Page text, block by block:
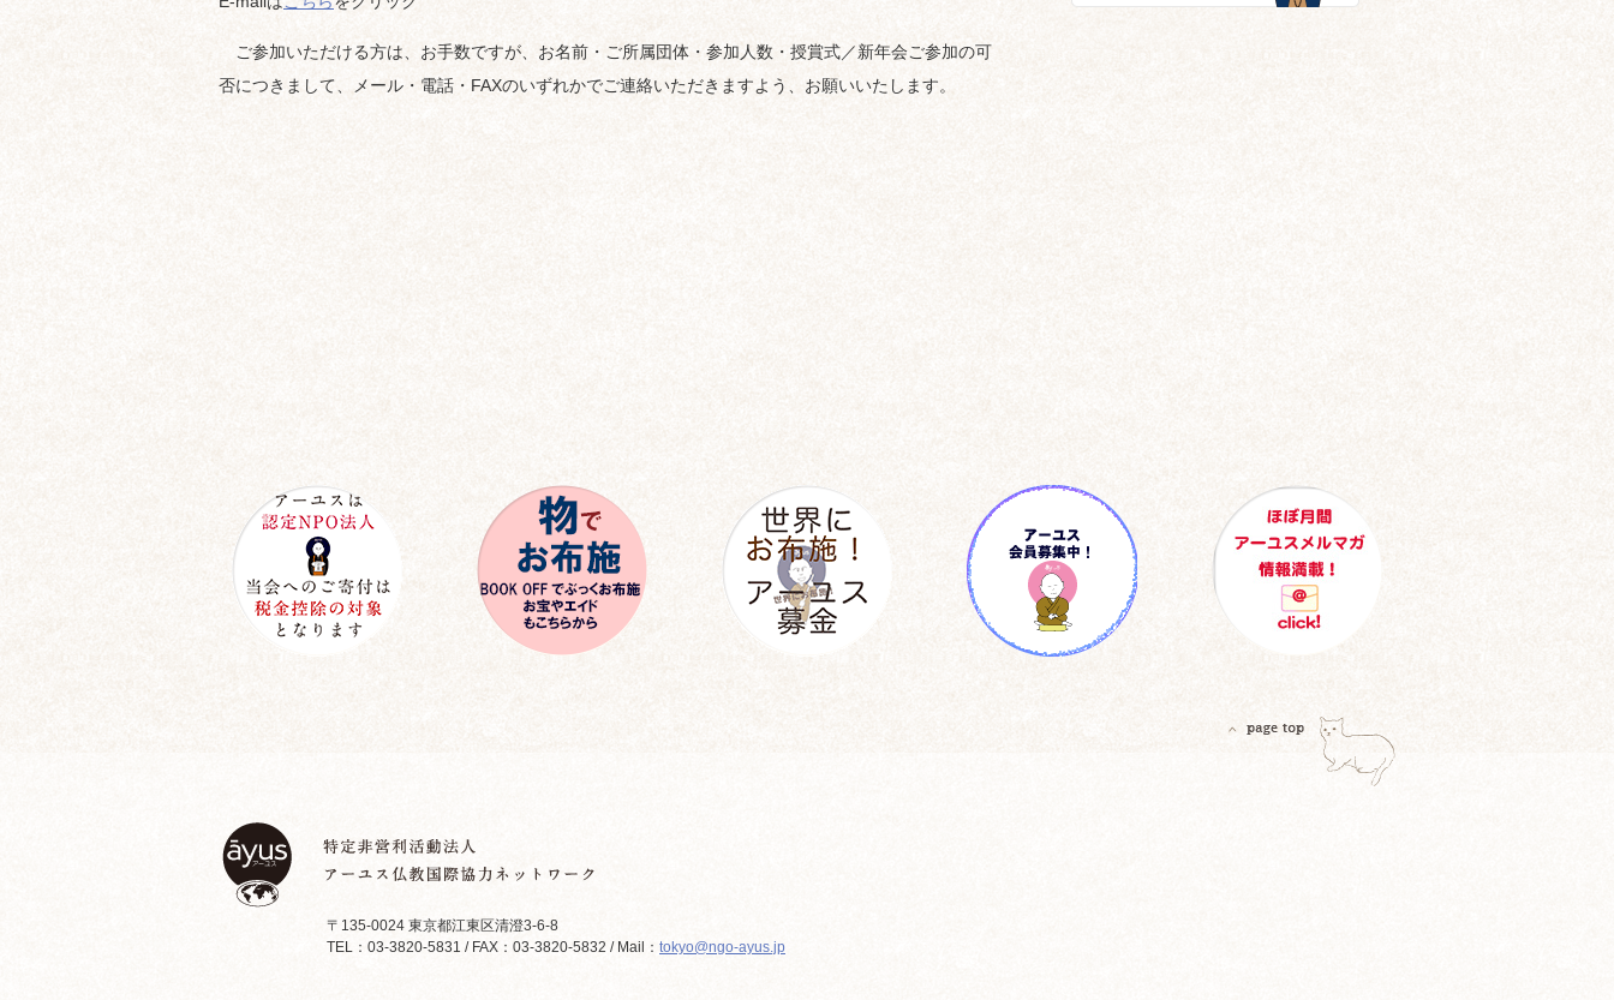
ご参加いただける方は、お手数ですが、お名前・ご所属団体・参加人数・授賞式／新年会ご参加の可
否につきまして、メール・電話・FAXのいずれかでご連絡いただきますよう、お願いいたします。
〒135-0024 東京都江東区清澄3-6-8
TEL：03-3820-5831 / FAX：03-3820-5832 / Mail： tokyo@ngo-ayus.jp